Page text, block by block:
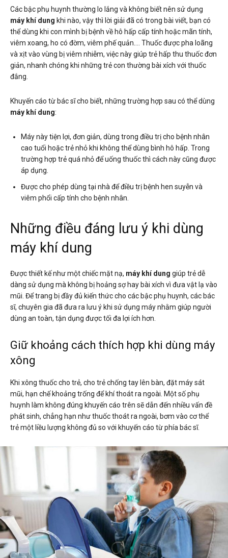
Các bậc phụ huynh thường lo lắng và không biết nên sử dụng
máy khí dung khi nào, vậy thì lời giải đã có trong bài viết, bạn có
thể dùng khi con mình bị bệnh về hô hấp cấp tính hoặc mãn tính,
viêm xoang, ho có đờm, viêm phế quản…. Thuốc được pha loãng
và xịt vào vùng bị viêm nhiễm, việc này giúp trẻ hấp thu thuốc đơn
giản, nhanh chóng khi những trẻ con thường bài xích với thuốc
đắng.
Khuyến cáo từ bác sĩ cho biết, những trường hợp sau có thể dùng
máy khí dung:
Máy này tiện lợi, đơn giản, dùng trong điều trị cho bệnh nhân
cao tuổi hoặc trẻ nhỏ khi không thể dùng bình hô hấp. Trong
trường hợp trẻ quá nhỏ để uống thuốc thì cách này cũng được
áp dụng.
Được cho phép dùng tại nhà để điều trị bệnh hen suyễn và
viêm phổi cấp tính cho bệnh nhân.
Những điều đáng lưu ý khi dùng
máy khí dung
Được thiết kế như một chiếc mặt nạ, máy khí dung giúp trẻ dễ
dàng sử dụng mà không bị hoảng sợ hay bài xích vì đưa vật lạ vào
mũi. Để trang bị đầy đủ kiến thức cho các bậc phụ huynh, các bác
sĩ, chuyên gia đã đưa ra lưu ý khi sử dụng máy nhằm giúp người
dùng an toàn, tận dụng được tối đa lợi ích hơn.
Giữ khoảng cách thích hợp khi dùng máy
xông
Khi xông thuốc cho trẻ, cho trẻ chống tay lên bàn, đặt máy sát
mũi, hạn chế khoảng trống để khí thoát ra ngoài. Một số phụ
huynh làm không đúng khuyến cáo trên sẽ dẫn đến nhiều vấn đề
phát sinh, chẳng hạn như thuốc thoát ra ngoài, bơm vào cơ thể
trẻ một liều lượng không đủ so với khuyến cáo từ phía bác sĩ.